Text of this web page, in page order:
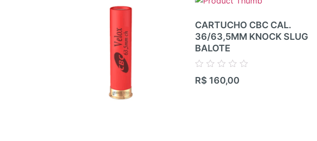
CARTUCHO CBC CAL.
36/63,5MM KNOCK SLUG
BALOTE
Avaliação
0
R$ 160,00